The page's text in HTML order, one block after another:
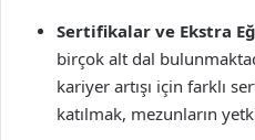
Sertifikalar ve Ekstra
birçok alt dal
kariyer artışı için farklı
katılmak, mezunların